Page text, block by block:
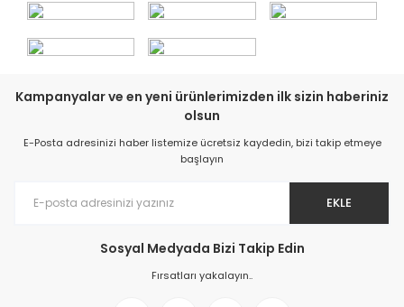
Kampanyalar ve en yeni ürünlerimizden ilk sizin haberiniz
olsun
E-Posta adresinizi haber listemize ücretsiz kaydedin, bizi takip etmeye
başlayın
EKLE
Sosyal Medyada Bizi Takip Edin
Fırsatları yakalayın..